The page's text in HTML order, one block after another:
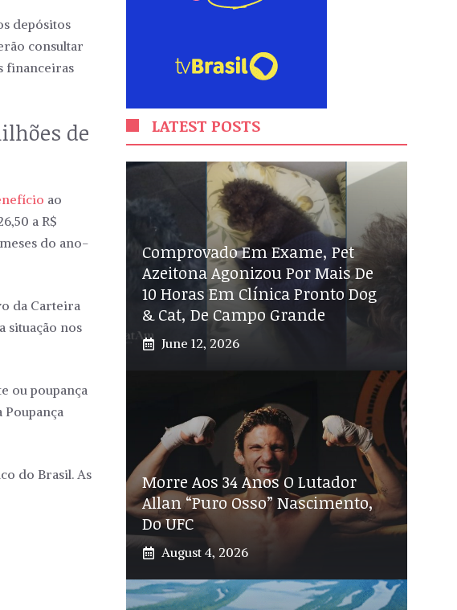
depósitos
consultar
financeiras
de
ao
a R$
do ano-
da Carteira
situação nos
ou poupança
do Brasil. As
LATEST POSTS
Comprovado Em Exame, Pet
Azeitona Agonizou Por Mais De
10 Horas Em Clínica Pronto Dog
& Cat, De Campo Grande
June 12, 2026
Morre Aos 34 Anos O Lutador
Allan “Puro Osso” Nascimento,
Do UFC
August 4, 2026